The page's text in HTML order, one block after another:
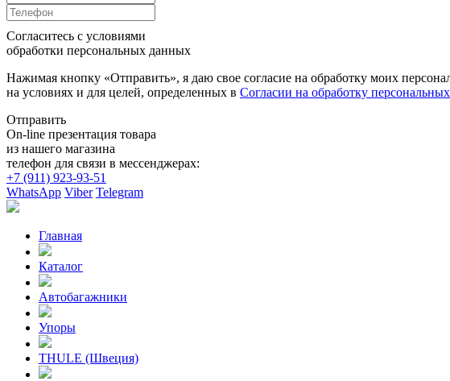
Согласитесь с условиями
обработки персональных данных
Нажимая кнопку «Отправить», я даю свое согласие на обработку моих
на условиях и для целей, определенных в Согласии на обработку
Отправить
On-line презентация товара
из нашего магазина
телефон для связи в мессенджерах:
+7 (911) 923-93-51
WhatsApp Viber Telegram
Главная
Каталог
Автобагажники
Упоры
THULE (Швеция)